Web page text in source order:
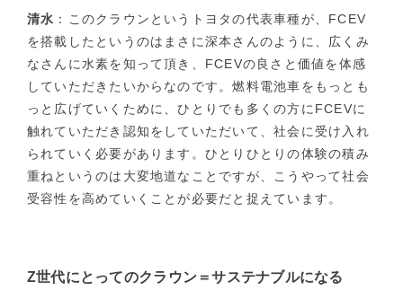
清水 ：このクラウンというトヨタの代表車種が、FCEV
を搭載したというのはまさに深本さんのように、広くみ
なさんに水素を知って頂き、FCEVの良さと価値を体感
していただきたいからなのです。燃料電池車をもっとも
っと広げていくために、ひとりでも多くの方にFCEVに
触れていただき認知をしていただいて、社会に受け入れ
られていく必要があります。ひとりひとりの体験の積み
重ねというのは大変地道なことですが、こうやって社会
受容性を高めていくことが必要だと捉えています。
Z世代にとってのクラウン＝サステナブルになる